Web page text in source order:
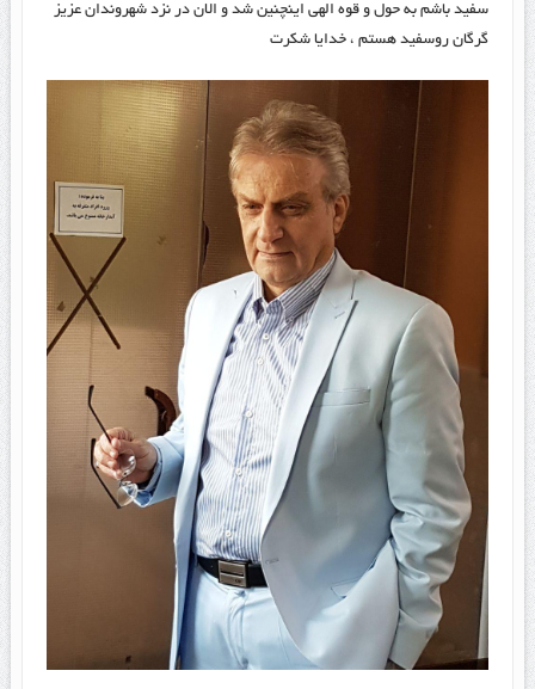
سفید باشم به حول و قوه الهی اینچنین شد و الان در نزد شهروندان عزیز
گرگان روسفید هستم ، خدایا شکرت